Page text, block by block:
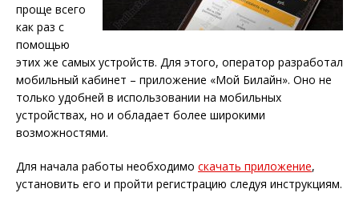
проще всего
как раз с
помощью
этих же самых устройств. Для этого, оператор разработал
мобильный кабинет – приложение «Мой Билайн». Оно не
только удобней в использовании на мобильных
устройствах, но и обладает более широкими
возможностями.
Для начала работы необходимо скачать приложение,
установить его и пройти регистрацию следуя инструкциям.